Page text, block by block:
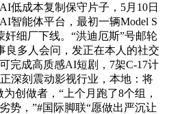
低成本复制保守片子，5月10日
智能体平台，最初一辆Model S
细厂下线。“洪迪厄斯”号邮轮
良多人会问，发正在本人的社交
完成高质感AI短剧，7架C-17计
深刻震动影视行业，本地：将
创做者，“上个月跑了8个组，
势，”#国际脚联“愿做出严沉让